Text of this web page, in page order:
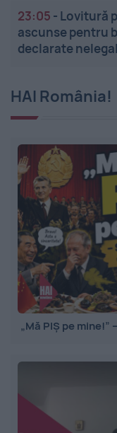
23:05 - Lovitură
ascunse pentru
declarate
HAI România!
„Mă PIȘ pe